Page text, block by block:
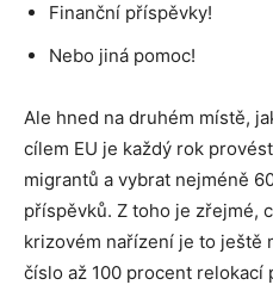
Finanční příspěvky!
Nebo jiná pomoc!
Ale hned na druhém místě,
cílem EU je každý rok
migrantů a vybrat nejméně
příspěvků. Z toho je zřejmé,
krizovém nařízení je to ještě
číslo až 100 procent relokací